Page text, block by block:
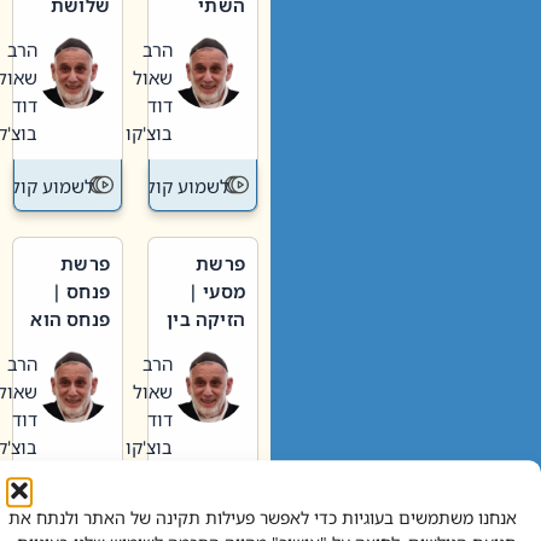
אנחנו משתמשים בעוגיות כדי לאפשר פעילות תקינה של האתר ולנתח את
וערב של
חיינו
הרב
שאול
דוד
בוצ'קו
לשמוע קול תורה – מדרש
האבות
הרב
שאול
דוד
בוצ'קו
לשמוע קול
פרשת
מסעי |
הזיקה בין
הגדול לעם הרב
שאול
דוד
בוצ'קו
לשמוע קול תורה – מדרש
פרשת
פנחס |
פנחס הוא
אליהו: בין
קנאות
הורסת
לקנאות
בונה
הרב
שאול
דוד
בוצ'קו
לשמוע קול